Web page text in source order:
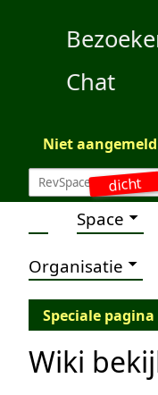
dicht
Chat
Niet aangemeld
Space
Organisatie
Speciale pagina
Wiki